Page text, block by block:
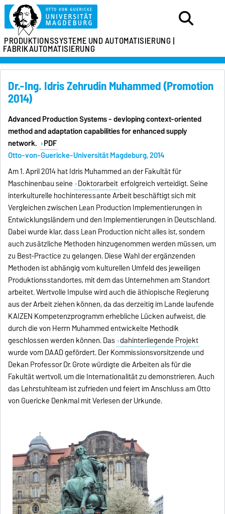
PRODUKTIONSSYSTEMEUND AUTOMATISIERUNG |
FABRIKAUTOMATISIERUNG
Dr.-Ing. Idris Zehrudin Muhammed (Promotion
2014)
Advanced Production Systems - devloping context-oriented
method and adaptation capabilities for enhanced supply
network.
PDF
Otto-von-Guericke-Universität Magdeburg, 2014
Am 1. April 2014 hat Idris Muhammed an der Fakultät für
Maschinenbau seine Doktorarbeit erfolgreich verteidigt. Seine
interkulturelle hochinteressante Arbeit beschäftigt sich mit
Vergleichen zwischen Lean Production Implementierungen in
Entwicklungsländern und den Implementierungen in Deutschland.
Dabei wurde klar, dass Lean Production nicht alles ist, sondern
auch zusätzliche Methoden hinzugenommen werden müssen, um
zu Best-Practice zu gelangen. Diese Wahl der ergänzenden
Methoden ist abhängig vom kulturellen Umfeld des jeweiligen
Produktionsstandortes, mit dem das Unternehmen am Standort
arbeitet. Wertvolle Impulse wird auch die äthiopische Regierung
aus der Arbeit ziehen können, da das derzeitig im Lande laufende
KAIZEN Kompetenzprogramm erhebliche Lücken aufweist, die
durch die von Herrn Muhammed entwickelte Methodik
geschlossen werden können. Das dahinterliegende Projekt
wurde vom DAAD gefördert. Der Kommissionsvorsitzende und
Dekan Professor Dr. Grote würdigte die Arbeiten als für die
Fakultät wertvoll, um die Internationalität zu demonstrieren. Auch
das Lehrstuhlteam ist zufrieden und feiert im Anschluss am Otto
von Guericke Denkmal mit Verlesen der Urkunde.